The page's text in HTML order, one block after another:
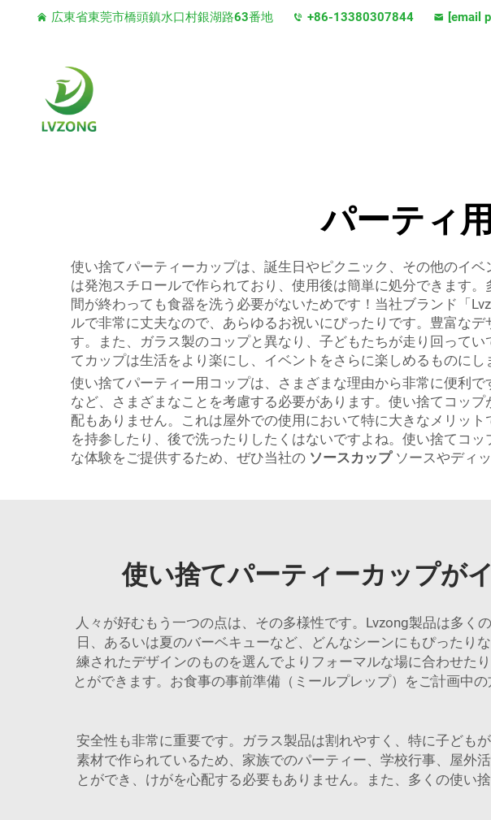
広東省東莞市橋頭鎮水口村銀湖路63番地 +86-13380307844 [email
パーティ
使い捨てパーティーカップは、誕生日やピクニック、その他のイ
は発泡スチロールで作られており、使用後は簡単に処分できます
間が終わっても食器を洗う必要がないためです！当社ブランド「
ルで非常に丈夫なので、あらゆるお祝いにぴったりです。豊富な
す。また、ガラス製のコップと異なり、子どもたちが走り回って
てカップは生活をより楽にし、イベントをさらに楽しめるものにし
使い捨てパーティー用コップは、さまざまな理由から非常に便利
など、さまざまなことを考慮する必要があります。使い捨てコッ
配もありません。これは屋外での使用において特に大きなメリッ
を持参したり、後で洗ったりしたくはないですよね。使い捨てコ
な体験をご提供するため、ぜひ当社の ソースカップ ソースやディ
使い捨てパーティーカップが
人々が好むもう一つの点は、その多様性です。Lvzong製品は多
日、あるいは夏のバーベキューなど、どんなシーンにもぴった
練されたデザインのものを選んでよりフォーマルな場に合わせた
とができます。お食事の事前準備（ミールプレップ）をご計画中
安全性も非常に重要です。ガラス製品は割れやすく、特に子ども
素材で作られているため、家族でのパーティー、学校行事、屋外
とができ、けがを心配する必要もありません。また、多くの使い